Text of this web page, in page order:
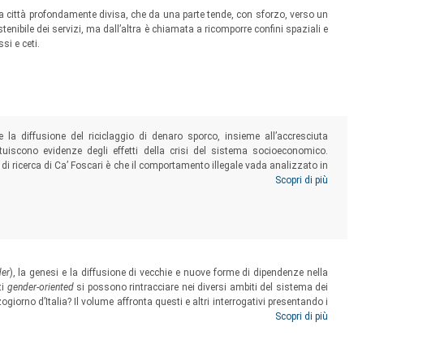
città profondamente divisa, che da una parte tende, con sforzo, verso un
dei servizi, ma dall’altra è chiamata a ricomporre confini spaziali e
e ceti.
la diffusione del riciclaggio di denaro sporco, insieme all’accresciuta
evidenze degli effetti della crisi del sistema socioeconomico.
ricerca di Ca’ Foscari è che il comportamento illegale vada analizzato in
come legalità e illegalità presentino sfaccettature e interdipendenze
alle categorie morali del bene e del male.
Scopri di più
), la genesi e la diffusione di vecchie e nuove forme di dipendenze nella
gender-orientedsi possono rintracciare nei diversi ambiti del sistema dei
d’Italia? Il volume affronta questi e altri interrogativi presentando i
e professionisti del settore delle dipendenze all’indomani del
Sud. Teorie e buone prassi nella web society
Scopri di più